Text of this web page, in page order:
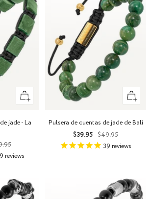
+
Añadir
jade - La
reviews
+
Añadir
Pulsera de cuentas de jade de Bali
Precio
de
$39.95 Precio
normal
$49.95
39 reviews